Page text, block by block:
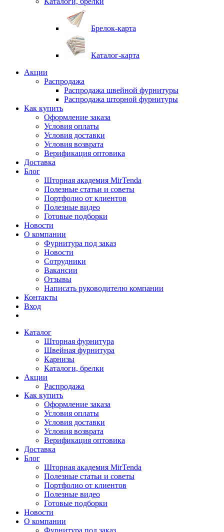
Брелок-карта
Каталог-карта
Акции
Распродажа
Распродажа швейной фурнитуры
Распродажа шторной фурнитуры
Как купить
Оформление заказа
Условия оплаты
Условия доставки
Условия возврата
Верификация оптовика
Доставка
Блог
Шторная академия MirTenda
Полезные статьи и советы
Портфолио от клиентов
Полезные видео
Готовые подборки
Новости
О компании
Фурнитура под заказ
Новости
Сотрудники
Вакансии
Отзывы
Написать руководителю компании
Контакты
Вход
Каталог
Шторная фурнитура
Швейная фурнитура
Карнизы
Каталоги, брелки
Акции
Распродажа
Как купить
Оформление заказа
Условия оплаты
Условия доставки
Условия возврата
Верификация оптовика
Доставка
Блог
Шторная академия MirTenda
Полезные статьи и советы
Портфолио от клиентов
Полезные видео
Готовые подборки
Новости
О компании
Фурнитура под заказ